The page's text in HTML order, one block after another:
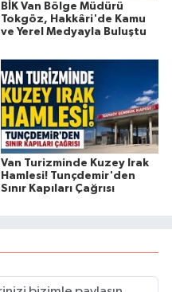
BİK Van Bölge Müdürü
Tokgöz, Hakkâri'de Kamu
ve Yerel Medyayla Buluştu
Van Turizminde Kuzey Irak
Hamlesi! Tunçdemir'den
Sınır Kapıları Çağrısı